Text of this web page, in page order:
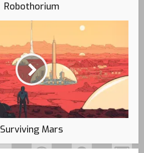
Robothorium
Surviving Mars